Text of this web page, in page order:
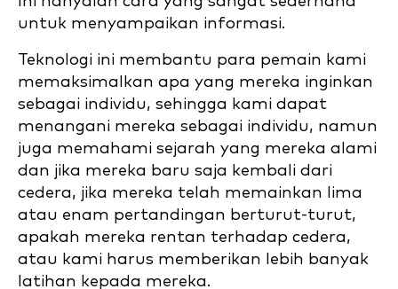
untuk menyampaikan informasi.
Teknologi ini membantu para pemain kami
memaksimalkan apa yang mereka inginkan
sebagai individu, sehingga kami dapat
menangani mereka sebagai individu, namun
juga memahami sejarah yang mereka alami
dan jika mereka baru saja kembali dari
cedera, jika mereka telah memainkan lima
atau enam pertandingan berturut-turut,
apakah mereka rentan terhadap cedera,
atau kami harus memberikan lebih banyak
latihan kepada mereka.